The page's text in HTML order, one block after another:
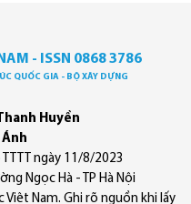
- ISSN 0868 3786
QUỐC GIA - BỘ XÂY DỰNG
Huyền
Ánh
ngày 11/8/2023
Ngọc Hà - TP Hà Nội
Việt Nam. Ghi rõ nguồn khi lấy